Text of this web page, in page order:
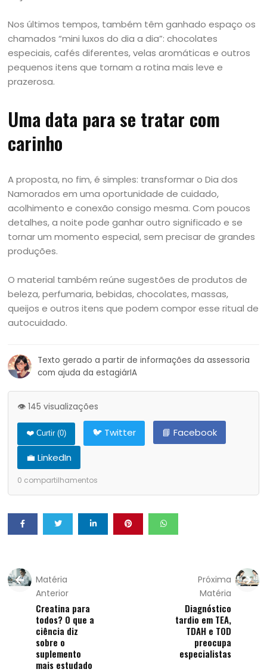
Nos últimos tempos, também têm ganhado espaço os
chamados “mini luxos do dia a dia”: chocolates
especiais, cafés diferentes, velas aromáticas e outros
pequenos itens que tornam a rotina mais leve e
prazerosa.
Uma data para se tratar com
carinho
A proposta, no fim, é simples: transformar o Dia dos
Namorados em uma oportunidade de cuidado,
acolhimento e conexão consigo mesma. Com poucos
detalhes, a noite pode ganhar outro significado e se
tornar um momento especial, sem precisar de grandes
produções.
O material também reúne sugestões de produtos de
beleza, perfumaria, bebidas, chocolates, massas,
queijos e outros itens que podem compor esse ritual de
autocuidado.
Texto gerado a partir de informações da assessoria
com ajuda da estagiárIA
👁️ 145 visualizações
❤️ Curtir (0) 🐦 Twitter
📘 Facebook
💼 LinkedIn
0 compartilhamentos
Matéria
Anterior
Creatina para
todos? O que a
ciência diz
sobre o
suplemento
mais estudado
Próxima
Matéria
Diagnóstico
tardio em TEA,
TDAH e TOD
preocupa
especialistas